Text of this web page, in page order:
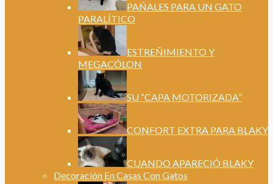
PAÑALES PARA UN GATO
PARALÍTICO
ESTREÑIMIENTO Y
MEGACÓLON
SU “CAPA MOTORIZADA”
CONFORT EXTRA PARA BLAKY
CUANDO APARECIÓ BLAKY
Decoración En Casas Con Gatos